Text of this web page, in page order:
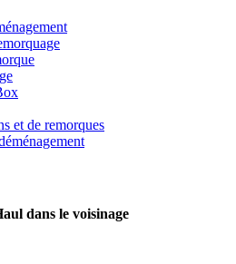
et de remorques
dans le voisinage